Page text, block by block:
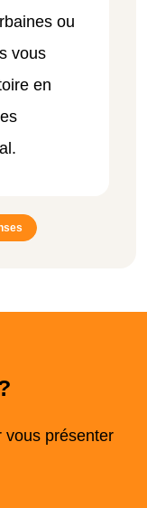
ou
vous
en
vous présenter